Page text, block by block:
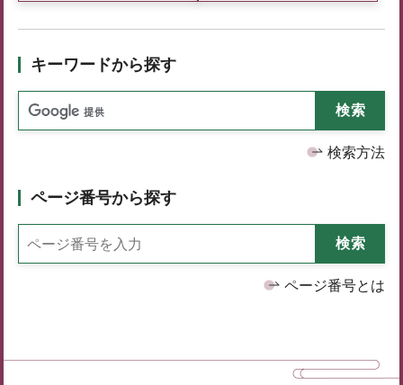
キーワードから探す
検索方法
ページ番号から探す
ページ番号とは